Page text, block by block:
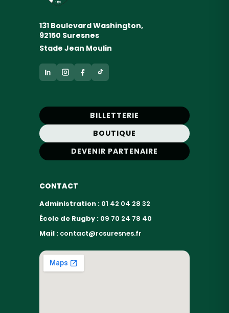
131 Boulevard Washington,
92150 Suresnes
Stade Jean Moulin
BILLETTERIE
BOUTIQUE
DEVENIR PARTENAIRE
CONTACT
Administration : 01 42 04 28 32
École de Rugby : 09 70 24 78 40
Mail : contact@rcsuresnes.fr